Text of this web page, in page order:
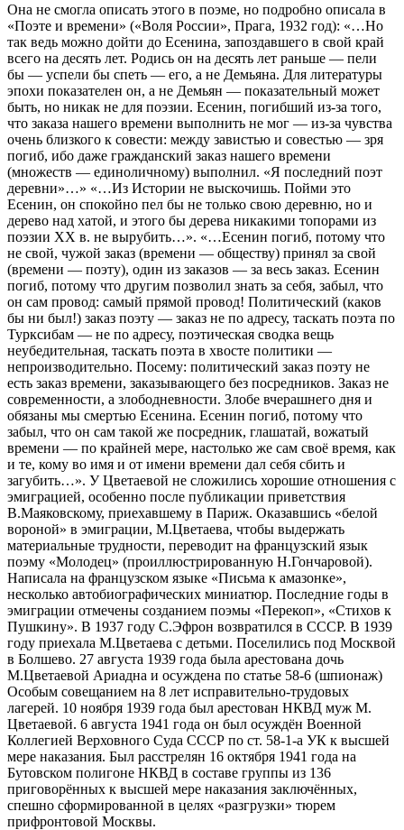
Она не смогла описать этого в поэме, но подробно описала в
«Поэте и времени» («Воля России», Прага, 1932 год): «…Но
так ведь можно дойти до Есенина, запоздавшего в свой край
всего на десять лет. Родись он на десять лет раньше — пели
бы — успели бы спеть — его, а не Демьяна. Для литературы
эпохи показателен он, а не Демьян — показательный может
быть, но никак не для поэзии. Есенин, погибший из-за того,
что заказа нашего времени выполнить не мог — из-за чувства
очень близкого к совести: между завистью и совестью — зря
погиб, ибо даже гражданский заказ нашего времени
(множеств — единоличному) выполнил. «Я последний поэт
деревни»…» «…Из Истории не выскочишь. Пойми это
Есенин, он спокойно пел бы не только свою деревню, но и
дерево над хатой, и этого бы дерева никакими топорами из
поэзии XX в. не вырубить…». «…Есенин погиб, потому что
не свой, чужой заказ (времени — обществу) принял за свой
(времени — поэту), один из заказов — за весь заказ. Есенин
погиб, потому что другим позволил знать за себя, забыл, что
он сам провод: самый прямой провод! Политический (каков
бы ни был!) заказ поэту — заказ не по адресу, таскать поэта по
Турксибам — не по адресу, поэтическая сводка вещь
неубедительная, таскать поэта в хвосте политики —
непроизводительно. Посему: политический заказ поэту не
есть заказ времени, заказывающего без посредников. Заказ не
современности, а злободневности. Злобе вчерашнего дня и
обязаны мы смертью Есенина. Есенин погиб, потому что
забыл, что он сам такой же посредник, глашатай, вожатый
времени — по крайней мере, настолько же сам своё время, как
и те, кому во имя и от имени времени дал себя сбить и
загубить…». У Цветаевой не сложились хорошие отношения с
эмиграцией, особенно после публикации приветствия
В.Маяковскому, приехавшему в Париж. Оказавшись «белой
вороной» в эмиграции, М.Цветаева, чтобы выдержать
материальные трудности, переводит на французский язык
поэму «Молодец» (проиллюстрированную Н.Гончаровой).
Написала на французском языке «Письма к амазонке»,
несколько автобиографических миниатюр. Последние годы в
эмиграции отмечены созданием поэмы «Перекоп», «Стихов к
Пушкину». В 1937 году С.Эфрон возвратился в СССР. В 1939
году приехала М.Цветаева с детьми. Поселились под Москвой
в Болшево. 27 августа 1939 года была арестована дочь
М.Цветаевой Ариадна и осуждена по статье 58-6 (шпионаж)
Особым совещанием на 8 лет исправительно-трудовых
лагерей. 10 ноября 1939 года был арестован НКВД муж М.
Цветаевой. 6 августа 1941 года он был осуждён Военной
Коллегией Верховного Суда СССР по ст. 58-1-а УК к высшей
мере наказания. Был расстрелян 16 октября 1941 года на
Бутовском полигоне НКВД в составе группы из 136
приговорённых к высшей мере наказания заключённых,
спешно сформированной в целях «разгрузки» тюрем
прифронтовой Москвы.